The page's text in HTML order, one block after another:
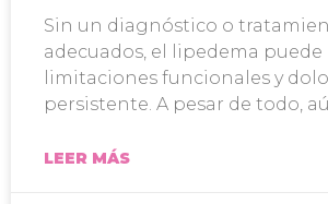
Sin un diagnóstico o
adecuados, el lipedema puede
limitaciones funcionales y
persistente. A pesar de todo,
LEER MÁS